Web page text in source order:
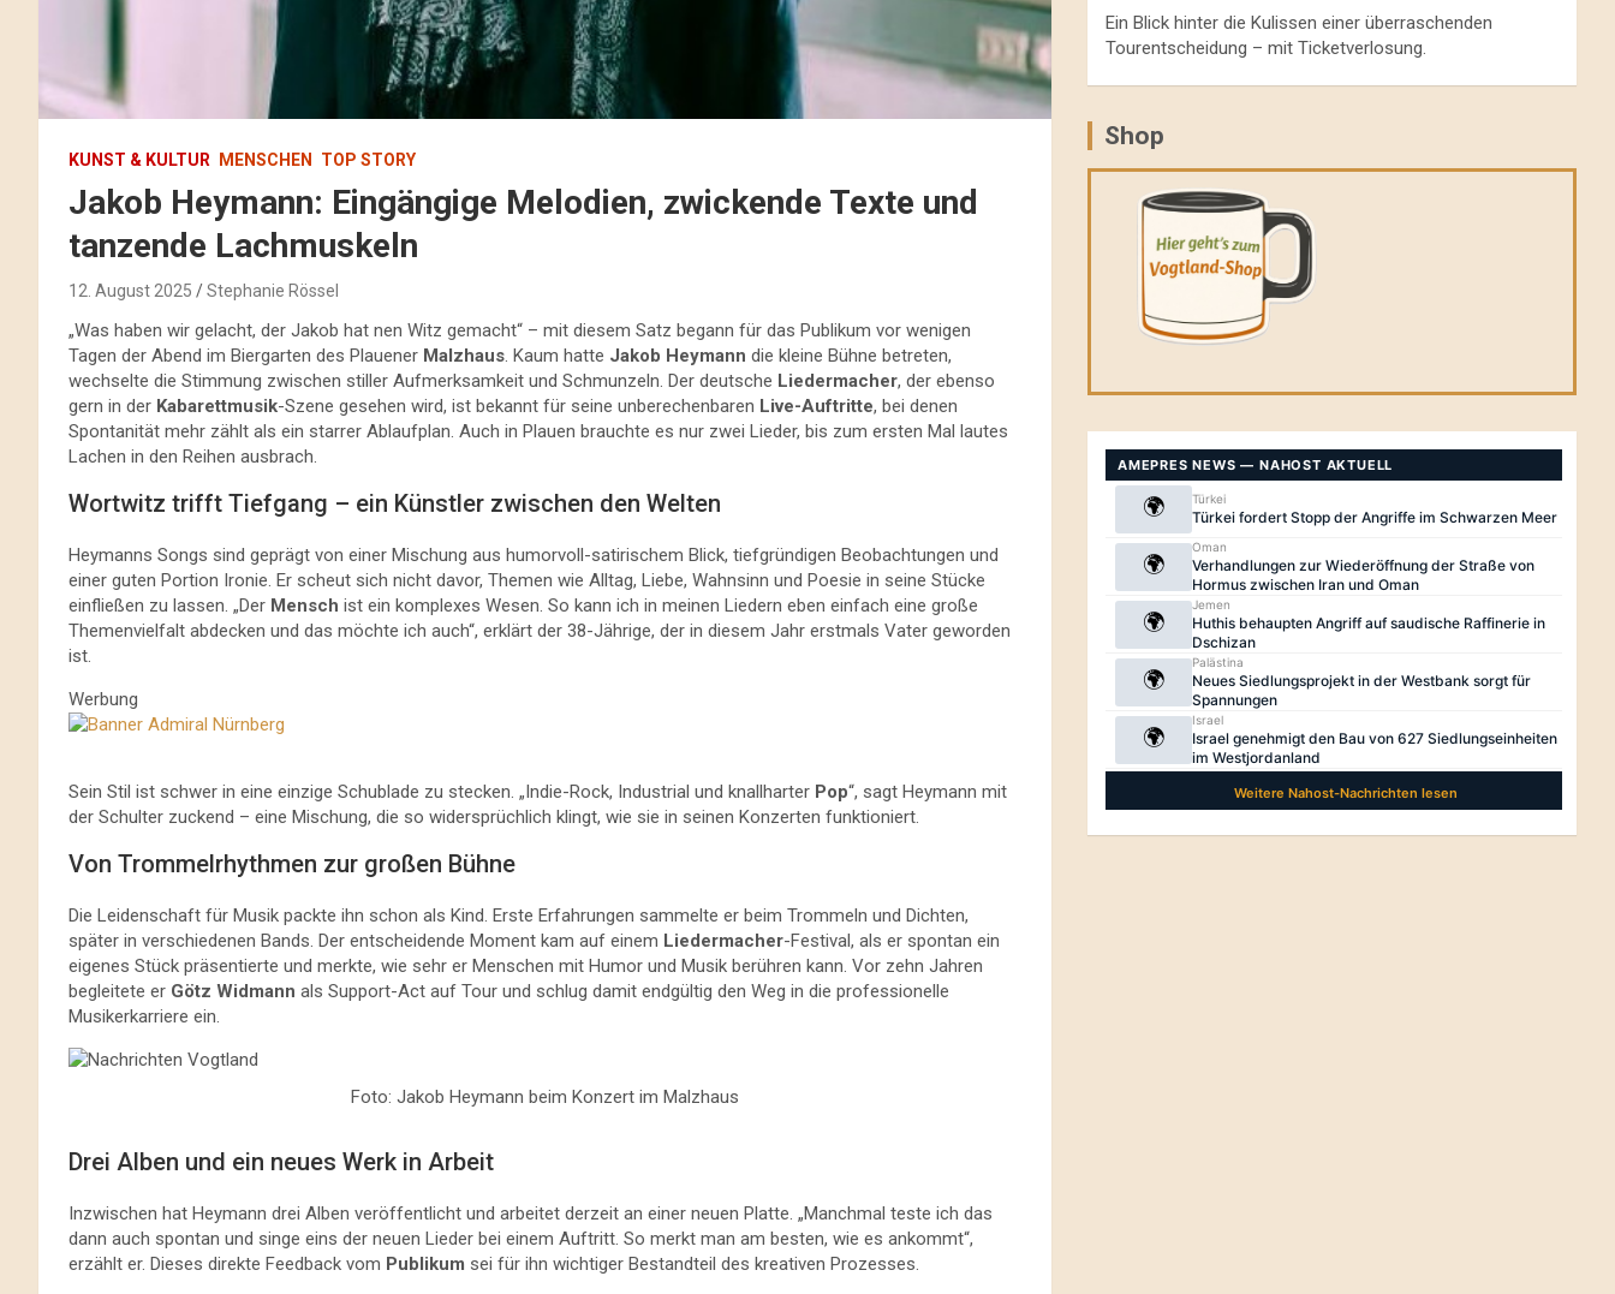
KUNST & KULTUR MENSCHEN TOP STORY
Jakob Heymann: Eingängige Melodien, zwickende Texte und
tanzende Lachmuskeln
12. August 2025 Stephanie Rössel
„Was haben wir gelacht, der Jakob hat nen Witz gemacht“ – mit diesem Satz begann für das Publikum vor wenigen
Tagen der Abend im Biergarten des Plauener Malzhaus . Kaum hatte Jakob Heymann die kleine Bühne betreten,
wechselte die Stimmung zwischen stiller Aufmerksamkeit und Schmunzeln. Der deutsche Liedermacher, der ebenso
gern in der Kabarettmusik-Szene gesehen wird, ist bekannt für seine unberechenbaren Live-Auftritte, bei denen
Spontanität mehr zählt als ein starrer Ablaufplan. Auch in Plauen brauchte es nur zwei Lieder, bis zum ersten Mal lautes
Lachen in den Reihen ausbrach.
Wortwitz trifft Tiefgang – ein Künstler zwischen den Welten
Heymanns Songs sind geprägt von einer Mischung aus humorvoll-satirischem Blick, tiefgründigen Beobachtungen und
einer guten Portion Ironie. Er scheut sich nicht davor, Themen wie Alltag, Liebe, Wahnsinn und Poesie in seine Stücke
einfließen zu lassen. „Der Mensch ist ein komplexes Wesen. So kann ich in meinen Liedern eben einfach eine große
Themenvielfalt abdecken und das möchte ich auch“, erklärt der 38-Jährige, der in diesem Jahr erstmals Vater geworden
ist.
Werbung
Sein Stil ist schwer in eine einzige Schublade zu stecken. „Indie-Rock, Industrial und knallharter Pop“, sagt Heymann mit
der Schulter zuckend – eine Mischung, die so widersprüchlich klingt, wie sie in seinen Konzerten funktioniert.
Von Trommelrhythmen zur großen Bühne
Die Leidenschaft für Musik packte ihn schon als Kind. Erste Erfahrungen sammelte er beim Trommeln und Dichten,
später in verschiedenen Bands. Der entscheidende Moment kam auf einem Liedermacher-Festival, als er spontan ein
eigenes Stück präsentierte und merkte, wie sehr er Menschen mit Humor und Musik berühren kann. Vor zehn Jahren
begleitete er Götz Widmann als Support-Act auf Tour und schlug damit endgültig den Weg in die professionelle
Musikerkarriere ein.
Foto: Jakob Heymann beim Konzert im Malzhaus
Drei Alben und ein neues Werk in Arbeit
Inzwischen hat Heymann drei Alben veröffentlicht und arbeitet derzeit an einer neuen Platte. „Manchmal teste ich das
dann auch spontan und singe eins der neuen Lieder bei einem Auftritt. So merkt man am besten, wie es ankommt“,
erzählt er. Dieses direkte Feedback vom Publikum sei für ihn wichtiger Bestandteil des kreativen Prozesses.
Ein Blick hinter die Kulissen einer überraschenden
Tourentscheidung – mit Ticketverlosung.
Shop